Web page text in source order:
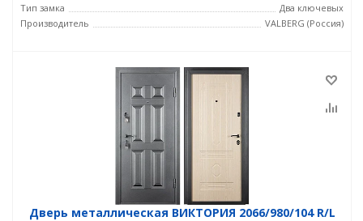
Тип замка
Два ключевых
Производитель
VALBERG (Россия)
Дверь металлическая ВИКТОРИЯ 2066/980/104 R/L